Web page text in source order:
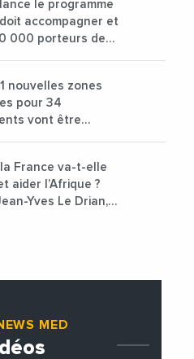
le programme
accompagner et
000 porteurs de
nouvelles zones
pour 34
vont être
France va-t-elle
aider l’Afrique ?
Yves Le Drian,
MED